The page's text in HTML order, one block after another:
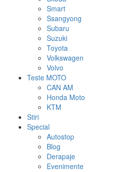
Smart
Ssangyong
Subaru
Suzuki
Toyota
Volkswagen
Volvo
Teste MOTO
CAN AM
Honda Moto
KTM
Stiri
Special
Autostop
Blog
Derapaje
Evenimente